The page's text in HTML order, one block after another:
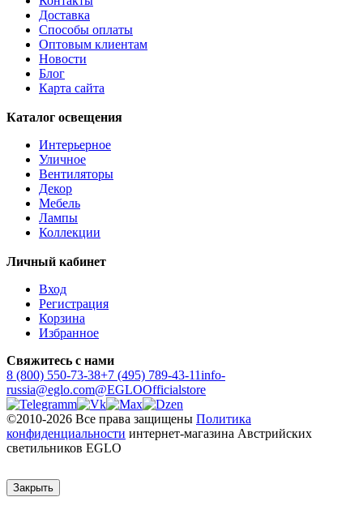
Доставка
Способы оплаты
Оптовым клиентам
Новости
Блог
Карта сайта
Каталог освещения
Интерьерное
Уличное
Вентиляторы
Декор
Мебель
Лампы
Коллекции
Личный кабинет
Вход
Регистрация
Корзина
Избранное
Свяжитесь с нами
8 (800) 550-73-38+7 (495) 789-43-11info-
russia@eglo.com@EGLOOfficialstore
©2010-2026 Все права защищены Политика
конфиденциальности интернет-магазина Австрийских
светильников EGLO
Закрыть